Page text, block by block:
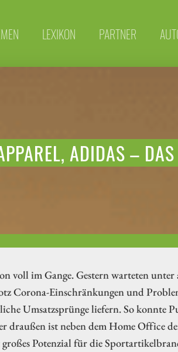
LEXIKON PARTNER
ADIDAS –
voll im Gange. Gestern warteten
Corona-Einschränkungen und
Umsatzsprünge liefern. So konnte
draußen ist neben dem Home Office
Potenzial für die